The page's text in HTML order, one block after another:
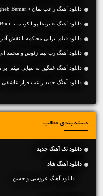
دانلود آهنگ راغب بمان • Ragheb Beman
دانلود آهنگ علیرضا پویا کوتاه بیا • Alireza Pouya Koutah Bia
دانلود فیلم ایرانی محاکمه با نقش
دانلود آهنگ رپ نیما زئوس و محمد ام
دانلود آهنگ غمگین ته تنهایی میثم
دانلود آهنگ جديد راغب قرار عاشقی با 2 کیفیت و متن
دسته بندی مطالب
دانلود تک آهنگ جدید
دانلود آهنگ شاد
دانلود آهنگ عروسی و جشن